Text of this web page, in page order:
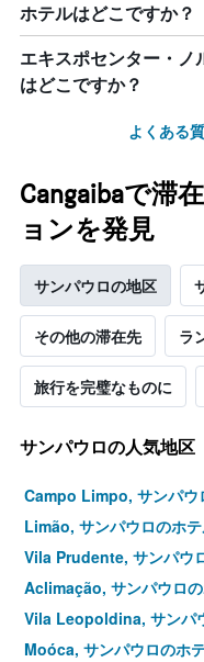
ホテルはどこですか？
エキスポセンター・ノ
はどこですか？
よくある
Cangaibaで滞
ョンを発見
サンパウロの地区
その他の滞在先 ラ
旅行を完璧なものに
サンパウロの人気地区
Campo Limpo, サンパウ
Limão, サンパウロのホ
Vila Prudente, サンパウ
Aclimação, サンパウロ
Vila Leopoldina, サンパ
Moóca, サンパウロのホ